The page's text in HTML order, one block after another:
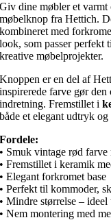
Giv dine møbler et
møbelknop fra Hettich.
kombineret med
look, som passer perfekt
kreative møbelprojekter.
Knoppen er en del af
inspirerede farve gør
indretning. Fremstillet i
både et elegant udtryk
Fordele:
• Smuk vintage rød farve
• Fremstillet i keramik
• Elegant forkromet base
• Perfekt til kommoder,
• Mindre størrelse –
• Nem montering med